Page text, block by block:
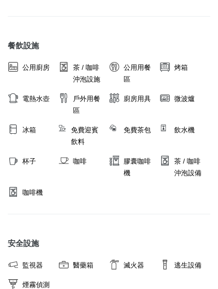
餐飲設施
公用廚房
茶 / 咖啡
沖泡設施
公用用餐
區
烤箱
電熱水壺
戶外用餐
區
廚房用具 微波爐
冰箱
免費迎賓
飲料
免費茶包 飲水機
杯子 咖啡
膠囊咖啡
機
茶 / 咖啡
沖泡設備
咖啡機
安全設施
監視器 醫藥箱 滅火器 逃生設備
煙霧偵測